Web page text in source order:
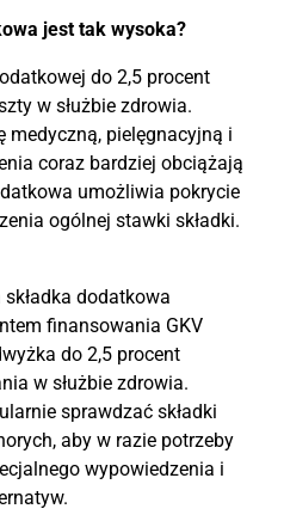
jest tak wysoka?
do 2,5 procent
w służbie zdrowia.
medyczną, pielęgnacyjną i
coraz bardziej obciążają
umożliwia pokrycie
ogólnej stawki składki.
dodatkowa
finansowania GKV
do 2,5 procent
w służbie zdrowia.
sprawdzać składki
aby w razie potrzeby
wypowiedzenia i